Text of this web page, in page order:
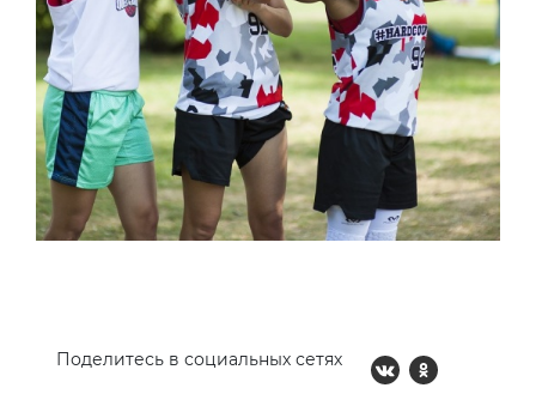
Поделитесь в социальных сетях